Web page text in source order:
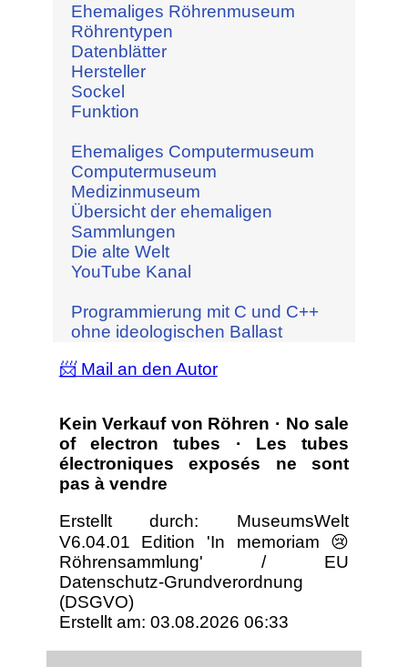
Ehemaliges Röhrenmuseum
Röhrentypen
Datenblätter
Hersteller
Sockel
Funktion
Ehemaliges Computermuseum
Computermuseum
Medizinmuseum
Übersicht der ehemaligen
Sammlungen
Die alte Welt
YouTube Kanal
Programmierung mit C und C++
ohne ideologischen Ballast
📨 Mail an den Autor
Kein Verkauf von Röhren · No sale
of electron tubes · Les tubes
électroniques exposés ne sont
pas à vendre
Erstellt durch: MuseumsWelt
V6.04.01 Edition 'In memoriam 😢
Röhrensammlung' / EU
Datenschutz-Grundverordnung
(DSGVO)
Erstellt am: 03.08.2026 06:33